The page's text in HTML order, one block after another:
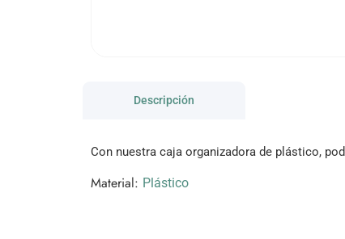
Descripción
Con nuestra caja organizadora de plástico,
Material: Plástico